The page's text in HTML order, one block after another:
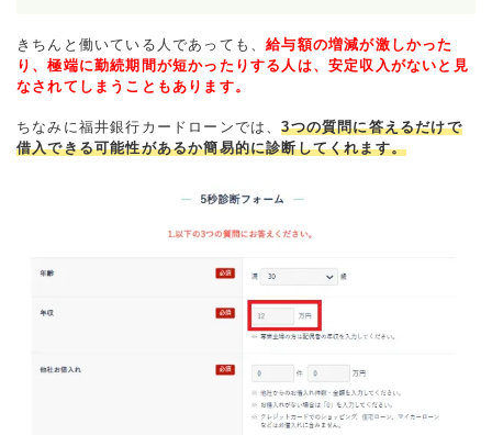
きちんと働いている人であっても、給与額の増減が激しかった
り、極端に勤続期間が短かったりする人は、安定収入がないと見
なされてしまうこともあります。
ちなみに福井銀行カードローンでは、3つの質問に答えるだけで
借入できる可能性があるか簡易的に診断してくれます。